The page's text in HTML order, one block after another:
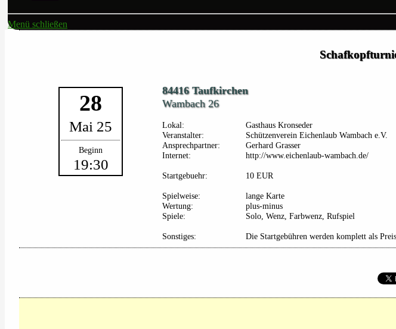
Menü schließen
28
Mai 25
Beginn
19:30
84416 Taufkirchen
Wambach 26
Lokal:
Gasthaus Kronseder
Veranstalter:
Schützenverein Eichenlaub Wambach e.V.
Ansprechpartner:
Gerhard Grasser
Internet:
http://www.eichenlaub-wambach.de/
Startgebuehr: 10 EUR
Spielweise:
lange Karte
Wertung:
plus-minus
Spiele:
Solo, Wenz, Farbwenz, Rufspiel
Sonstiges: Die Startgebühren werden komplett als